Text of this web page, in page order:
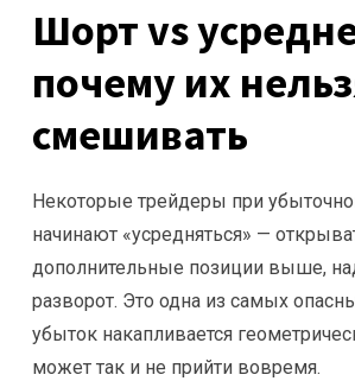
Шорт vs
почему их
смешивать
Некоторые трейдеры при
начинают «усредняться» —
дополнительные позиции выше,
разворот. Это одна из самых
убыток накапливается
может так и не прийти вовремя.